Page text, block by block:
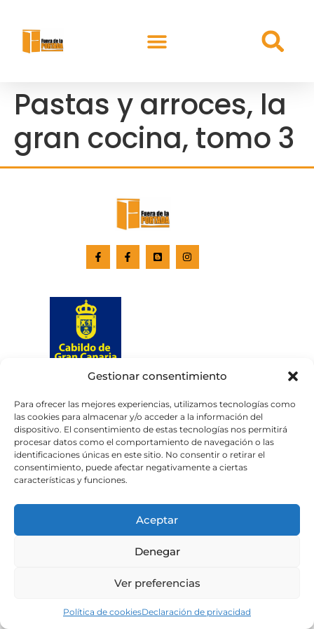
Gestionar consentimiento
Para ofrecer las mejores experiencias, utilizamos tecnologías como
las cookies para almacenar y/o acceder a la información del
dispositivo. El consentimiento de estas tecnologías nos permitirá
procesar datos como el comportamiento de navegación o las
identificaciones únicas en este sitio. No consentir o retirar el
consentimiento, puede afectar negativamente a ciertas
características y funciones.
Aceptar
Denegar
Ver preferencias
Política de cookiesDeclaración de privacidad
Pastas y arroces, la
gran cocina, tomo 3
Aviso legalPolítica de privacidad
Política de cookies
Portal de transparencia